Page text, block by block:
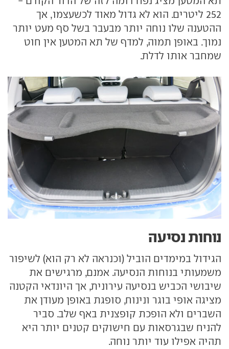
252 ליטרים. הוא לא גדול מאוד לכשעצמו, אך
ההטענה שלו נוחה יותר מבעבר בשל סף מעט יותר
נמוך. באופן תמוה, למדף של תא המטען אין חוט
שמחבר אותו לדלת.
נוחות נסיעה
הגידול במימדים הוביל (וכנראה לא רק הוא) לשיפור
משמעותי בנוחות הנסיעה. אמנם, מרגישים את
שיבושי הכביש בנסיעה עירונית, אך היונדאי הקטנה
מציגה אופי בוגר ונינוח, סופגת באופן מעודן את
השברים ולא הופכת קופצנית באף שלב. סביר
להניח שבגרסאות עם חישוקים קטנים יותר היא
תהיה אפילו עוד יותר נוחה.